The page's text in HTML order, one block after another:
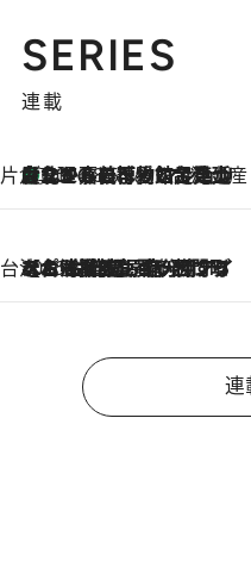
SERIES
連載
片倉真理のときめく台湾土産
2026.8.5
台北からちょっと足を延ばして嘉義へ！ マジョリカタイルの博物館で見つけたレトロ可愛い台湾土産
台湾ぶらぶら食べ歩き
2026.8.4
【台湾夏旅】買い物するなら“台湾の原宿”西門町へ！ お土産も自分用アイテムも揃うショッピングスポット8選
連